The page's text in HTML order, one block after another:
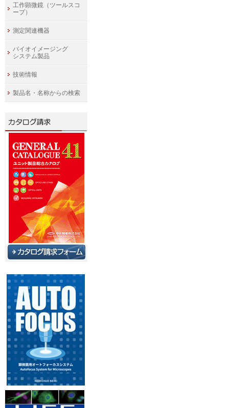
工作顕微鏡（ツールスコ
ープ）
測定関連機器
バイオイメージング
システム製品
技術情報
製品名・名称からの検索